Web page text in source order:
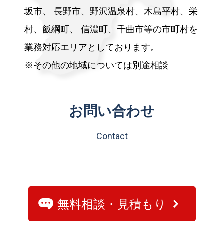
坂市、
長野市、野沢温泉村、木島平村、栄
村、飯綱町、
信濃町、千曲市等の市町村を
業務対応エリアとしております。
※その他の地域については別途相談
お問い合わせ
Contact
無料相談・見積もり